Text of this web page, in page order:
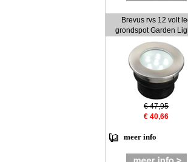
Brevus rvs 12 volt
grondspot Garden
€ 47,95
€ 40,66
meer info